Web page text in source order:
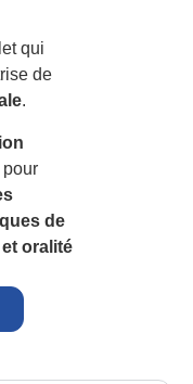
qui
de
.
pour
de
oralité